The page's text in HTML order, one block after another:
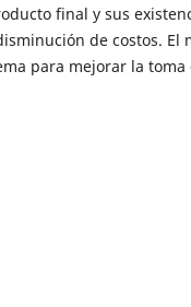
final y sus
de costos. El
para mejorar la toma